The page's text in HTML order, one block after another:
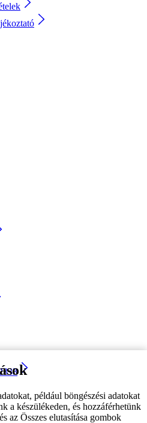
például böngészési adatokat
a készülékeden, és hozzáférhetünk
az Összes elutasítása gombok